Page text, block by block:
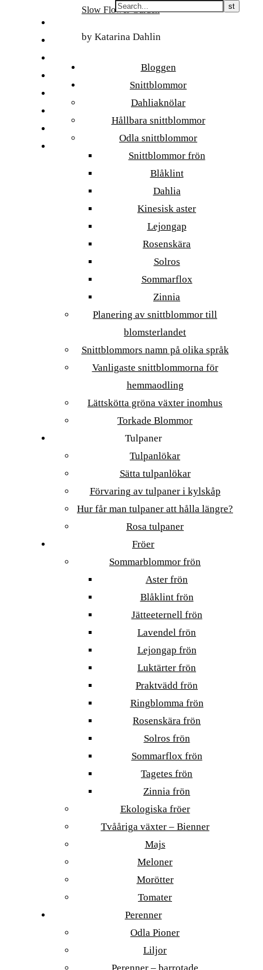
Slow Flower Garden
by Katarina Dahlin
Bloggen
Snittblommor
Dahliaknölar
Hållbara snittblommor
Odla snittblommor
Snittblommor frön
Blåklint
Dahlia
Kinesisk aster
Lejongap
Rosenskära
Solros
Sommarflox
Zinnia
Planering av snittblommor till
blomsterlandet
Snittblommors namn på olika språk
Vanligaste snittblommorna för
hemmaodling
Lättskötta gröna växter inomhus
Torkade Blommor
Tulpaner
Tulpanlökar
Sätta tulpanlökar
Förvaring av tulpaner i kylskåp
Hur får man tulpaner att hålla längre?
Rosa tulpaner
Fröer
Sommarblommor frön
Aster frön
Blåklint frön
Jätteeternell frön
Lavendel frön
Lejongap frön
Luktärter frön
Praktvädd frön
Ringblomma frön
Rosenskära frön
Solros frön
Sommarflox frön
Tagetes frön
Zinnia frön
Ekologiska fröer
Tvååriga växter – Bienner
Majs
Meloner
Morötter
Tomater
Perenner
Odla Pioner
Liljor